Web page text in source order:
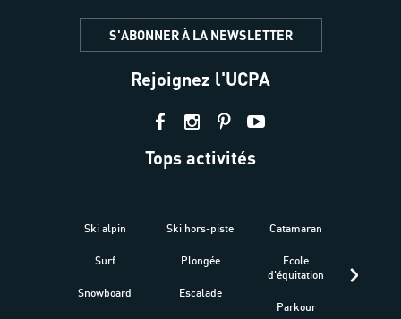
S'ABONNER À LA NEWSLETTER
Rejoignez l'UCPA
Tops activités
Ski alpin
Surf
Snowboard
Ski hors-piste
Plongée
Escalade
Catamaran
Ecole
d'équitation
Parkour